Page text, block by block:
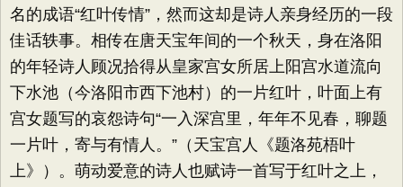
名的成语“红叶传情”，然而这却是诗人亲身经历的一段
佳话轶事。相传在唐天宝年间的一个秋天，身在洛阳
的年轻诗人顾况拾得从皇家宫女所居上阳宫水道流向
下水池（今洛阳市西下池村）的一片红叶，叶面上有
宫女题写的哀怨诗句“一入深宫里，年年不见春，聊题
一片叶，寄与有情人。”（天宝宫人《题洛苑梧叶
上》）。萌动爱意的诗人也赋诗一首写于红叶之上，